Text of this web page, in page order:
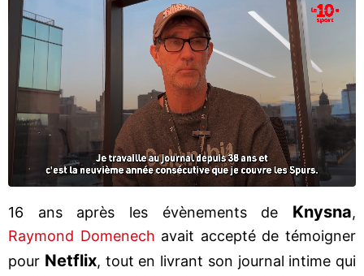
16 ans après les évènements de Knysna,
Raymond Domenech avait accepté de témoigner
pour Netflix, tout en livrant son journal intime qui